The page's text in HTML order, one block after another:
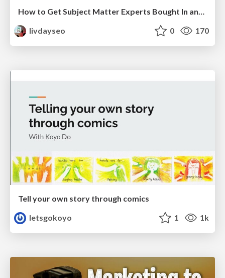
How to Get Subject Matter Experts Bought In and Actively Contributing to SEO & PR Initiatives.
livdayseo
0 170
Tell your own story through comics
letsgokoyo
1 1k